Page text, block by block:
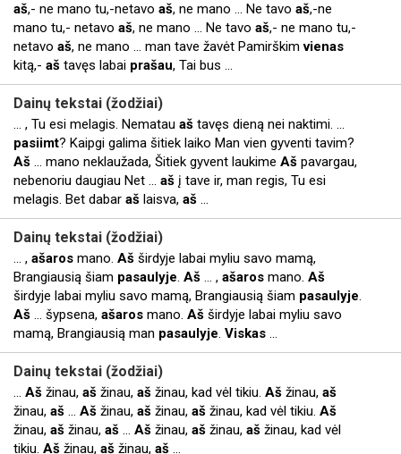
aš,- ne mano tu,-netavo aš, ne mano ... Ne tavo aš,-ne
mano tu,- netavo aš, ne mano ... Ne tavo aš,- ne mano tu,-
netavo aš, ne mano ... man tave žavėt Pamirškimvienas
kitą,- aš tavęs labai prašau, Tai bus ...
Dainų tekstai (žodžiai)
... , Tu esi melagis. Nematau aš tavęs dieną nei naktimi. ...
pasiimt? Kaipgi galima šitiek laiko Man vien gyventi tavim?
Aš ... mano neklaužada, Šitiek gyvent laukime Aš pavargau,
nebenoriu daugiau Net ... aš į tave ir, man regis, Tu esi
melagis. Bet dabar aš laisva, aš ...
Dainų tekstai (žodžiai)
... , ašaros mano. Aš širdyje labai myliu savo mamą,
Brangiausią šiam pasaulyje. Aš ... , ašaros mano. Aš
širdyje labai myliu savo mamą, Brangiausią šiam pasaulyje.
Aš ... šypsena, ašaros mano. Aš širdyje labai myliu savo
mamą, Brangiausią man pasaulyje. Viskas ...
Dainų tekstai (žodžiai)
... Aš žinau, aš žinau, aš žinau, kad vėl tikiu. Aš žinau, aš
žinau, aš ... Aš žinau, aš žinau, aš žinau, kad vėl tikiu. Aš
žinau, aš žinau, aš ... Aš žinau, aš žinau, aš žinau, kad vėl
tikiu. Aš žinau, aš žinau, aš ...